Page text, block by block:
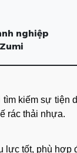
nghiệp
kiếm sự tiện
rác thải nhựa.
lực tốt, phù